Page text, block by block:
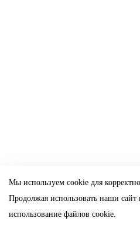
Мы используем cookie для
Продолжая использовать наши сайт
использование файлов cookie.